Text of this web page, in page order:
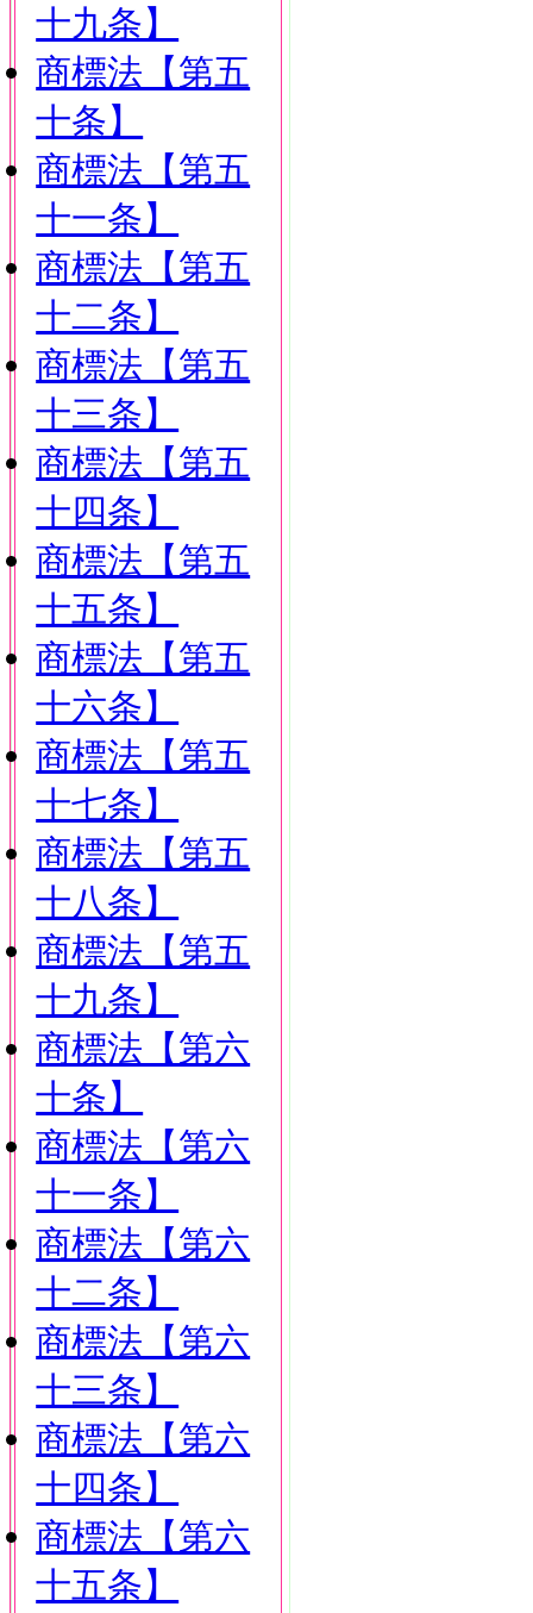
十九条】
商標法【第五
十条】
商標法【第五
十一条】
商標法【第五
十二条】
商標法【第五
十三条】
商標法【第五
十四条】
商標法【第五
十五条】
商標法【第五
十六条】
商標法【第五
十七条】
商標法【第五
十八条】
商標法【第五
十九条】
商標法【第六
十条】
商標法【第六
十一条】
商標法【第六
十二条】
商標法【第六
十三条】
商標法【第六
十四条】
商標法【第六
十五条】